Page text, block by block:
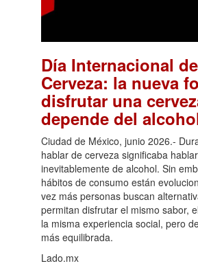
Día Internacional
Cerveza: la nueva
disfrutar una
depende del
Ciudad de México, junio 2026.-
hablar de cerveza significaba hablar
inevitablemente de alcohol. Sin
hábitos de consumo están
vez más personas buscan
permitan disfrutar el mismo sabor,
la misma experiencia social, pero
más equilibrada.
Lado.mx